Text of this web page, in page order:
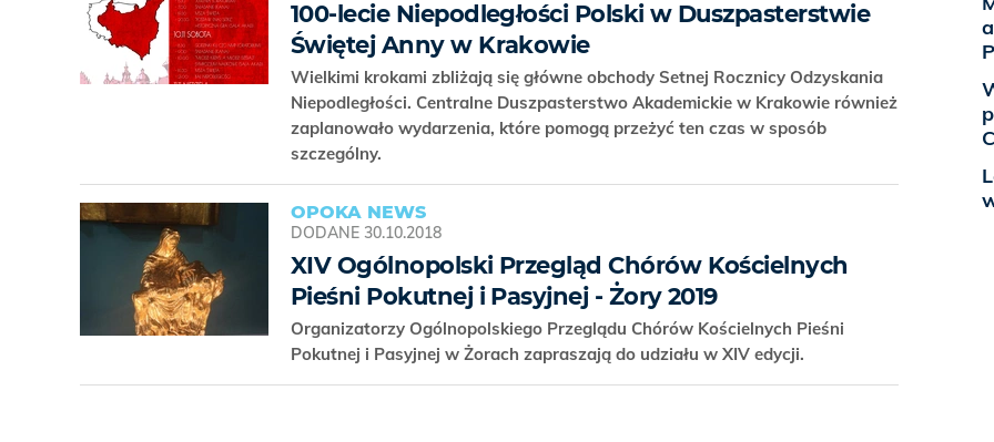
100-lecie Niepodległości Polski w Duszpasterstwie
Świętej Anny w Krakowie
Wielkimi krokami zbliżają się główne obchody Setnej Rocznicy Odzyskania
Niepodległości. Centralne Duszpasterstwo Akademickie w Krakowie również
zaplanowało wydarzenia, które pomogą przeżyć ten czas w sposób
szczególny.
OPOKA NEWS
DODANE 30.10.2018
XIV Ogólnopolski Przegląd Chórów Kościelnych
Pieśni Pokutnej i Pasyjnej - Żory 2019
Organizatorzy Ogólnopolskiego Przeglądu Chórów Kościelnych Pieśni
Pokutnej i Pasyjnej w Żorach zapraszają do udziału w XIV edycji.